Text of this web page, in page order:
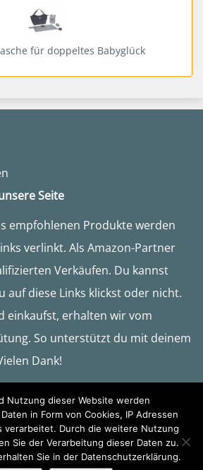
für doppeltes Babyglück
Seite
empfohlenen Produkte werden
verlinkt. Als Amazon-Partner
Verkäufen. Du kannst
auf diese Links klickst oder nicht.
einkaufst, erhalten wir vom
So unterstützt du mit deinem
Dank!
Nutzung dieser Website werden
in Form von Cookies, IP Adressen
verarbeitet. Durch die weitere Nutzung
Sie der Verarbeitung dieser Daten zu.
Sie in der Datenschutzerklärung.